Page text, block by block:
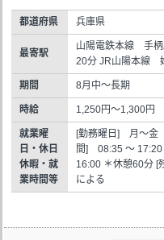
都道府県 兵庫県
最寄駅
山陽電鉄本線 手
20分 JR山陽本線
期間 8月中～長期
時給 1,250円～1,300円
就業曜
日・休日
休暇・就
業時間等
[勤務曜日] 月～金
間] 08:35 ～ 17:20
16:00 ＊休憩60分
による